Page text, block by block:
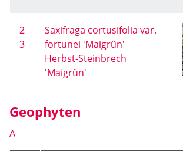
2
3
Saxifraga cortusifolia var.
fortunei 'Maigrün'
Herbst-Steinbrech
'Maigrün'
Geophyten
A